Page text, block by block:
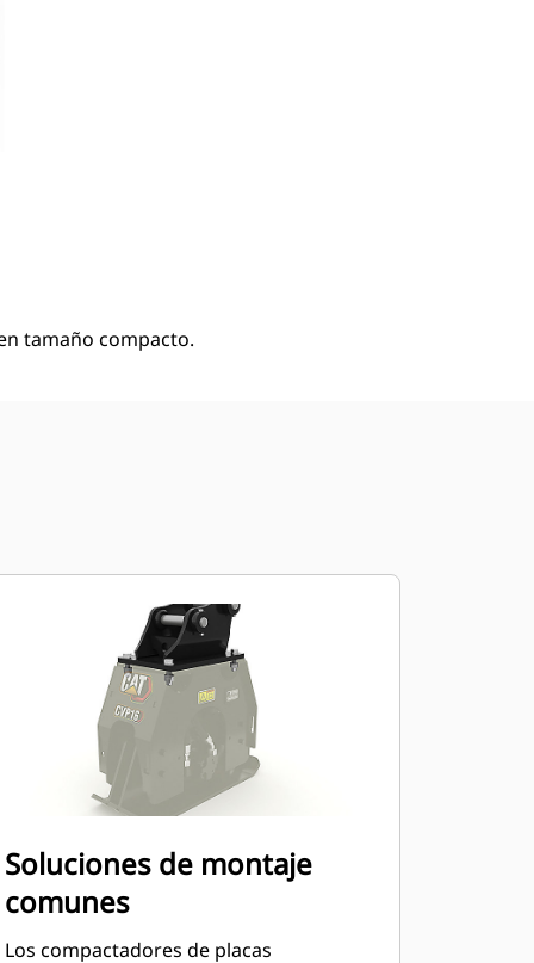
tamaño compacto.
Soluciones de montaje
comunes
Los compactadores de placas